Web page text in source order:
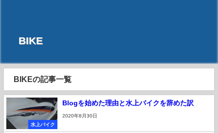
BIKE
BIKEの記事一覧
水上バイク
Blogを始めた理由と水上バイクを辞めた訳
2020年8月30日